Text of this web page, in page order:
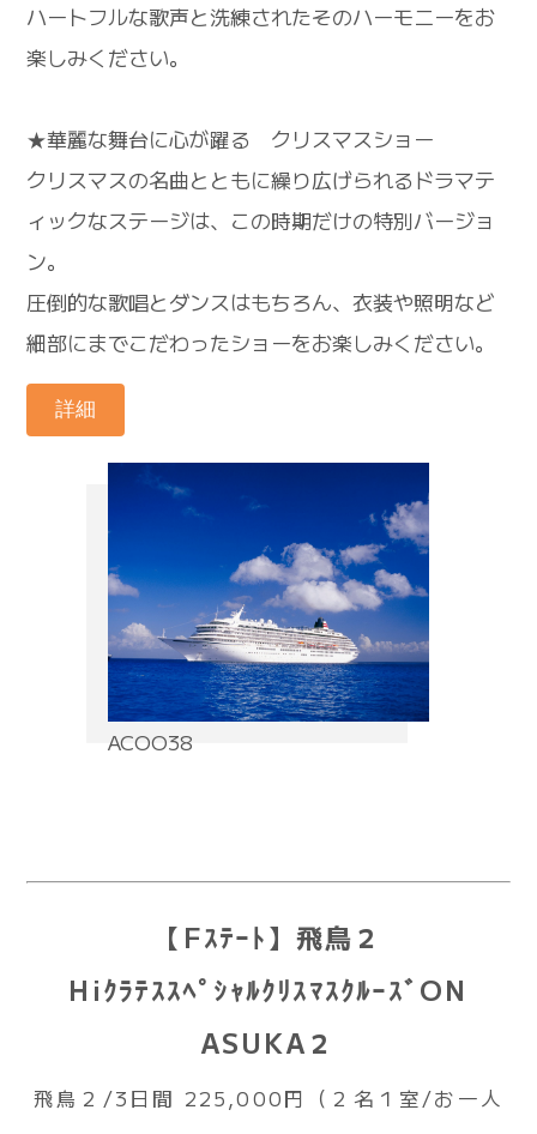
ハートフルな歌声と洗練されたそのハーモニーをお
楽しみください。
★華麗な舞台に心が躍る クリスマスショー
クリスマスの名曲とともに繰り広げられるドラマテ
ィックなステージは、この時期だけの特別バージョ
ン。
圧倒的な歌唱とダンスはもちろん、衣装や照明など
細部にまでこだわったショーをお楽しみください。
詳細
ACOO38
【Fｽﾃｰﾄ】飛鳥２
HiｸﾗﾃｽｽﾍﾟｼｬﾙｸﾘｽﾏｽｸﾙｰｽﾞON
ASUKA２
飛鳥２/3日間 225,000円（２名１室/お一人